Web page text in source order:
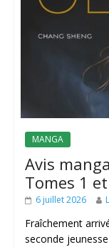
MANGA
Avis
Tomes 1
6 juillet 2026
Fraîchement
seconde